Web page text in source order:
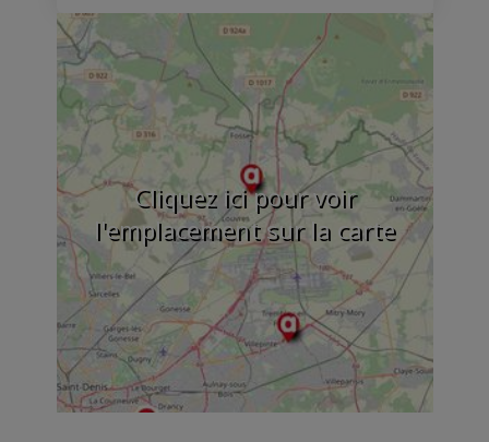
Cliquez ici pour voir
l'emplacement sur la carte